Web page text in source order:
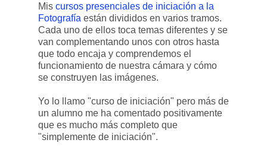
Mis cursos presenciales de iniciación a la
Fotografía están divididos en varios tramos.
Cada uno de ellos toca temas diferentes y se
van complementando unos con otros hasta
que todo encaja y comprendemos el
funcionamiento de nuestra cámara y cómo
se construyen las imágenes.
Yo lo llamo "curso de iniciación" pero más de
un alumno me ha comentado positivamente
que es mucho más completo que
"simplemente de iniciación".